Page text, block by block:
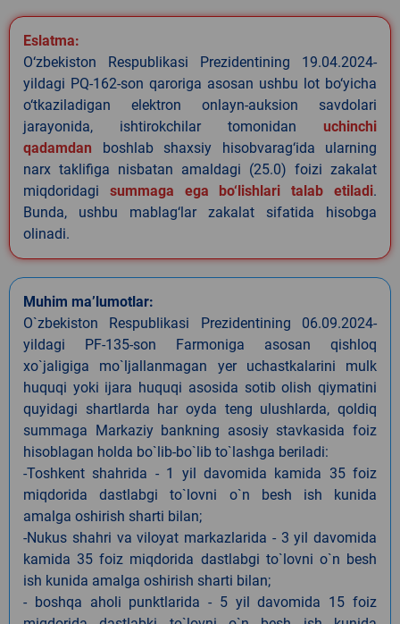
Eslatma:
O‘zbekiston Respublikasi Prezidentining 19.04.2024-
yildagi PQ-162-son qaroriga asosan ushbu lot bo‘yicha
o‘tkaziladigan elektron onlayn-auksion savdolari
jarayonida, ishtirokchilar tomonidan uchinchi
qadamdan boshlab shaxsiy hisobvarag‘ida ularning
narx taklifiga nisbatan amaldagi (25.0) foizi zakalat
miqdoridagi summaga ega bo‘lishlari talab etiladi.
Bunda, ushbu mablag‘lar zakalat sifatida hisobga
olinadi.
Muhim ma’lumotlar:
O`zbekiston Respublikasi Prezidentining 06.09.2024-
yildagi PF-135-son Farmoniga asosan qishloq
xo`jaligiga mo`ljallanmagan yer uchastkalarini mulk
huquqi yoki ijara huquqi asosida sotib olish qiymatini
quyidagi shartlarda har oyda teng ulushlarda, qoldiq
summaga Markaziy bankning asosiy stavkasida foiz
hisoblagan holda bo`lib-bo`lib to`lashga beriladi:
-Toshkent shahrida - 1 yil davomida kamida 35 foiz
miqdorida dastlabgi to`lovni o`n besh ish kunida
amalga oshirish sharti bilan;
-Nukus shahri va viloyat markazlarida - 3 yil davomida
kamida 35 foiz miqdorida dastlabgi to`lovni o`n besh
ish kunida amalga oshirish sharti bilan;
- boshqa aholi punktlarida - 5 yil davomida 15 foiz